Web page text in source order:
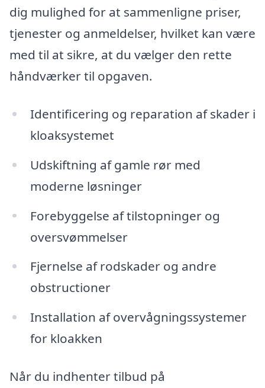
dig mulighed for at sammenligne priser,
tjenester og anmeldelser, hvilket kan være
med til at sikre, at du vælger den rette
håndværker til opgaven.
Identificering og reparation af skader i
kloaksystemet
Udskiftning af gamle rør med
moderne løsninger
Forebyggelse af tilstopninger og
oversvømmelser
Fjernelse af rodskader og andre
obstructioner
Installation af overvågningssystemer
for kloakken
Når du indhenter tilbud på